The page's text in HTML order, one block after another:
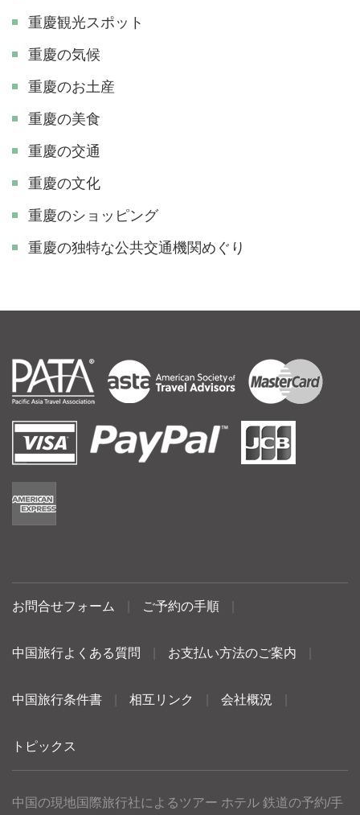
重慶観光スポット
重慶の気候
重慶のお土産
重慶の美食
重慶の交通
重慶の文化
重慶のショッピング
重慶の独特な公共交通機関めぐり
お問合せフォーム ご予約の手順
中国旅行よくある質問 お支払い方法のご案内
中国旅行条件書 相互リンク 会社概況
トピックス
中国の現地国際旅行社によるツアー ホテル 鉄道の予約/手